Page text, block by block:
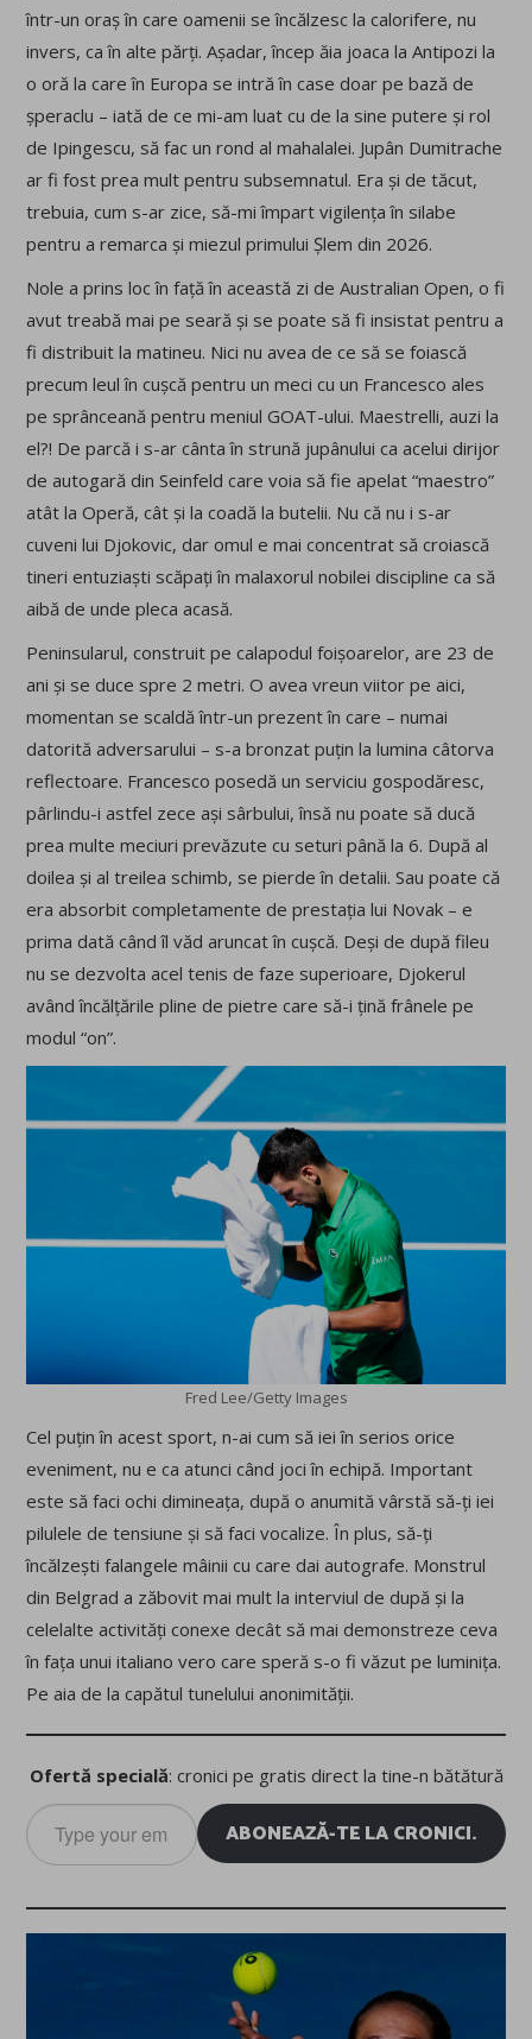
într-un oraș în care oamenii se încălzesc la calorifere, nu
invers, ca în alte părți. Așadar, încep ăia joaca la Antipozi la
o oră la care în Europa se intră în case doar pe bază de
șperaclu – iată de ce mi-am luat cu de la sine putere și rol
de Ipingescu, să fac un rond al mahalalei. Jupân Dumitrache
ar fi fost prea mult pentru subsemnatul. Era și de tăcut,
trebuia, cum s-ar zice, să-mi împart vigilența în silabe
pentru a remarca și miezul primului Șlem din 2026.
Nole a prins loc în față în această zi de Australian Open, o fi
avut treabă mai pe seară și se poate să fi insistat pentru a
fi distribuit la matineu. Nici nu avea de ce să se foiască
precum leul în cușcă pentru un meci cu un Francesco ales
pe sprânceană pentru meniul GOAT-ului. Maestrelli, auzi la
el?! De parcă i s-ar cânta în strună jupânului ca acelui dirijor
de autogară din Seinfeld care voia să fie apelat “maestro”
atât la Operă, cât și la coadă la butelii. Nu că nu i s-ar
cuveni lui Djokovic, dar omul e mai concentrat să croiască
tineri entuziaști scăpați în malaxorul nobilei discipline ca să
aibă de unde pleca acasă.
Peninsularul, construit pe calapodul foișoarelor, are 23 de
ani și se duce spre 2 metri. O avea vreun viitor pe aici,
momentan se scaldă într-un prezent în care – numai
datorită adversarului – s-a bronzat puțin la lumina câtorva
reflectoare. Francesco posedă un serviciu gospodăresc,
pârlindu-i astfel zece ași sârbului, însă nu poate să ducă
prea multe meciuri prevăzute cu seturi până la 6. După al
doilea și al treilea schimb, se pierde în detalii. Sau poate că
era absorbit completamente de prestația lui Novak – e
prima dată când îl văd aruncat în cușcă. Deși de după fileu
nu se dezvolta acel tenis de faze superioare, Djokerul
având încălțările pline de pietre care să-i țină frânele pe
modul “on”.
Fred Lee/Getty Images
Cel puțin în acest sport, n-ai cum să iei în serios orice
eveniment, nu e ca atunci când joci în echipă. Important
este să faci ochi dimineața, după o anumită vârstă să-ți iei
pilulele de tensiune și să faci vocalize. În plus, să-ți
încălzești falangele mâinii cu care dai autografe. Monstrul
din Belgrad a zăbovit mai mult la interviul de după și la
celelalte activități conexe decât să mai demonstreze ceva
în fața unui italiano vero care speră s-o fi văzut pe luminița.
Pe aia de la capătul tunelului anonimității.
Ofertă specială: cronici pe gratis direct la tine-n bătătură
Type
your
email…
ABONEAZĂ-TE LA CRONICI.